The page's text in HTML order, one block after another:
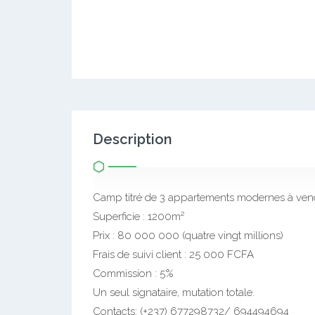
Description
Camp titré de 3 appartements modernes à
Superficie : 1200m²
Prix : 80 000 000 (quatre vingt millions)
Frais de suivi client : 25 000 FCFA
Commission : 5%
Un seul signataire, mutation totale.
Contacts: (+237) 677298732/ 694494694